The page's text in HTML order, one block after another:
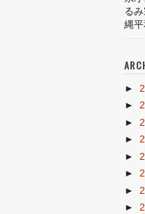
る
縄平
►
►
►
►
►
►
►
►